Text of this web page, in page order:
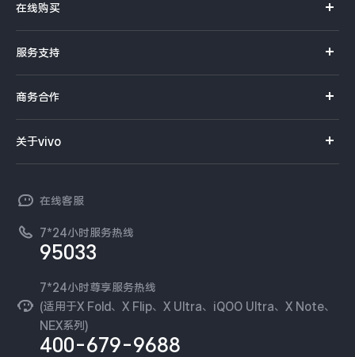
Y系列
iQOO手机
NEX系列
在线购买
选购配件
订单查询
服务支持
查找手机
环保回收
安全公告
服务隐私政策
Log还原LUTs下载
商务合作
vivo 企业业务
廉正合规
国补营业执照
无线电发射设备销售备案
关于vivo
工作机会
新闻资讯
可持续发展
vivo 蔡司影像
在线客服
7*24小时服务热线
95033
7*24小时尊享服务热线
(适用于X Fold、X Flip、X Ultra、iQOO Ultra、X Note、
NEX系列)
400-679-9688